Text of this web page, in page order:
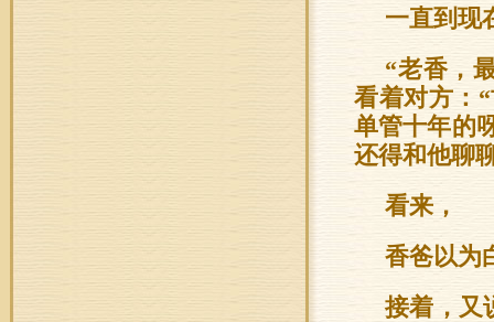
一直到现
“老香，
看着对方：
单管十年的
还得和他聊
看来，
香爸以为
接着，又